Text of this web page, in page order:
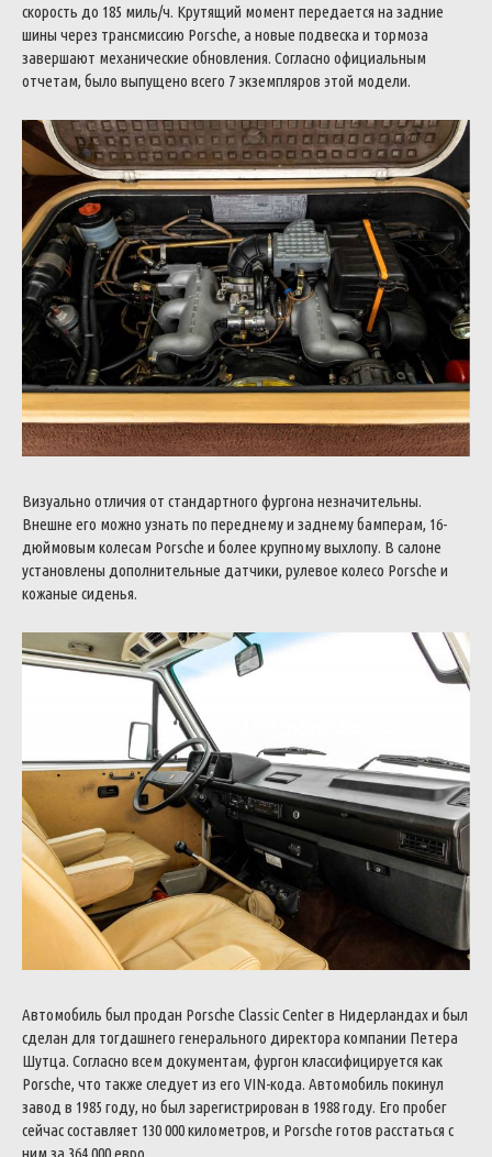
скорость до 185 миль/ч. Крутящий момент передается на задние
шины через трансмиссию Porsche, а новые подвеска и тормоза
завершают механические обновления. Согласно официальным
отчетам, было выпущено всего 7 экземпляров этой модели.
Визуально отличия от стандартного фургона незначительны.
Внешне его можно узнать по переднему и заднему бамперам, 16-
дюймовым колесам Porsche и более крупному выхлопу. В салоне
установлены дополнительные датчики, рулевое колесо Porsche и
кожаные сиденья.
Автомобиль был продан Porsche Classic Center в Нидерландах и был
сделан для тогдашнего генерального директора компании Петера
Шутца. Согласно всем документам, фургон классифицируется как
Porsche, что также следует из его VIN-кода. Автомобиль покинул
завод в 1985 году, но был зарегистрирован в 1988 году. Его пробег
сейчас составляет 130 000 километров, и Porsche готов расстаться с
ним за 364 000 евро.